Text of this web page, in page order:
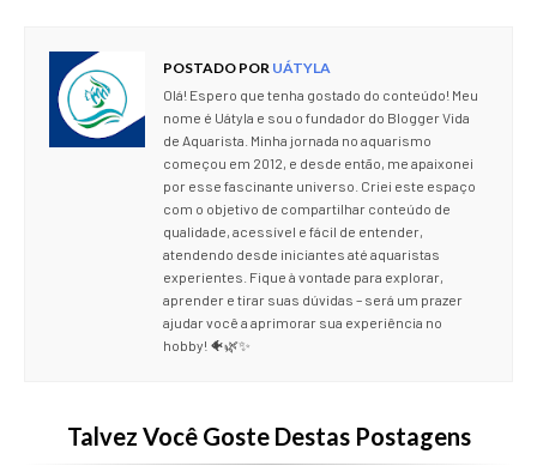
POSTADO POR UÁTYLA
Olá! Espero que tenha gostado do conteúdo! Meu
nome é Uátyla e sou o fundador do Blogger Vida
de Aquarista. Minha jornada no aquarismo
começou em 2012, e desde então, me apaixonei
por esse fascinante universo. Criei este espaço
com o objetivo de compartilhar conteúdo de
qualidade, acessível e fácil de entender,
atendendo desde iniciantes até aquaristas
experientes. Fique à vontade para explorar,
aprender e tirar suas dúvidas – será um prazer
ajudar você a aprimorar sua experiência no
hobby! 🐠🌿✨
Talvez Você Goste Destas Postagens